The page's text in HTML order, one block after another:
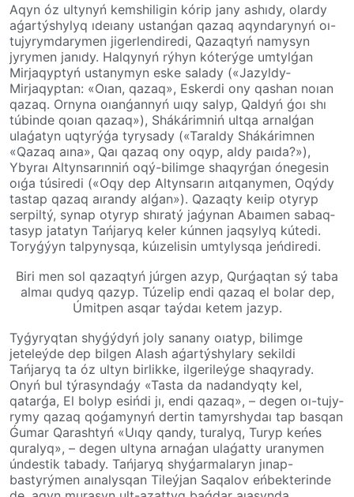
Aqyn óz ultynyń kemshiligin kórip jany ashıdy, olardy
aǵartýshylyq ıdeıany ustanǵan qazaq aqyndarynyń oı-
tujyrymdarymen jiger­len­di­redi, Qazaqtyń namysyn
jyrymen janıdy. Halqynyń rýhyn kóte­rýge umtylǵan
Mirjaqyptyń usta­ny­myn eske salady («Ja­zyl­­dy­
Mirjaqyptan: «Oıan, qazaq», Eskerdi ony qashan noıan
qazaq. Ornyna oıanǵannyń uıqy salyp, Qaldyń ǵoı shı
túbinde qoıan qazaq»), Shákárimniń ultqa arnalǵan
ulaǵatyn uq­ty­rýǵa tyrysady («Taraldy Shákárimnen
«Qazaq aına», Qaı qazaq ony oqyp, aldy paıda?»),
Ybyraı Altynsarınniń oqý-bilimge shaqyr­ǵan ónegesin
oıǵa túsiredi («Oqy dep Altynsarın aıtqanymen, Oqýdy
tastap qazaq aı­ran­dy alǵan»). Qazaqty keıip otyryp
ser­pil­tý, synap­ otyryp shıratý jaǵynan Abaı­men­ sa­baq­
ta­syp jatatyn Tań­ja­ryq keler kún­nen­ jaqsylyq kútedi.
Toryǵýyn tal­py­nys­qa, kúı­zelisin umtylysqa jeńdiredi.
Biri men sol qazaqtyń júrgen azyp, Qurǵaqtan sý taba
almaı qudyq qazyp. Túzelip endi qazaq el bolar dep,
Úmitpen asqar taýdaı ketem jazyp.
Tyǵyryqtan shyǵýdyń joly sanany oıa­typ,­ bilimge
jeteleýde dep bilgen Alash aǵar­tý­shy­la­ry sekildi
Tańjaryq ta óz ultyn birlikke, ilge­ri­leýge shaqyrady.
Onyń bul týra­syn­daǵy «Tasta da nadandyqty kel,
qatarǵa, El bo­lyp­­ esiń­­di jı, endi qazaq», – degen oı-tujy­
ry­­my qazaq qoǵamynyń dertin tamyrshy­daı­­ tap basqan
Ǵumar Qarashtyń «Uıqy qan­dy, turalyq, Turyp keńes
quralyq», – de­gen­ ul­ty­na arnaǵan ula­ǵatty uranymen
ún­des­tik­ tabady. Tańjaryq shyǵarmalaryn jınap-
bastyrýmen aınalysqan Tileýjan Saqa­lov eńbekterinde